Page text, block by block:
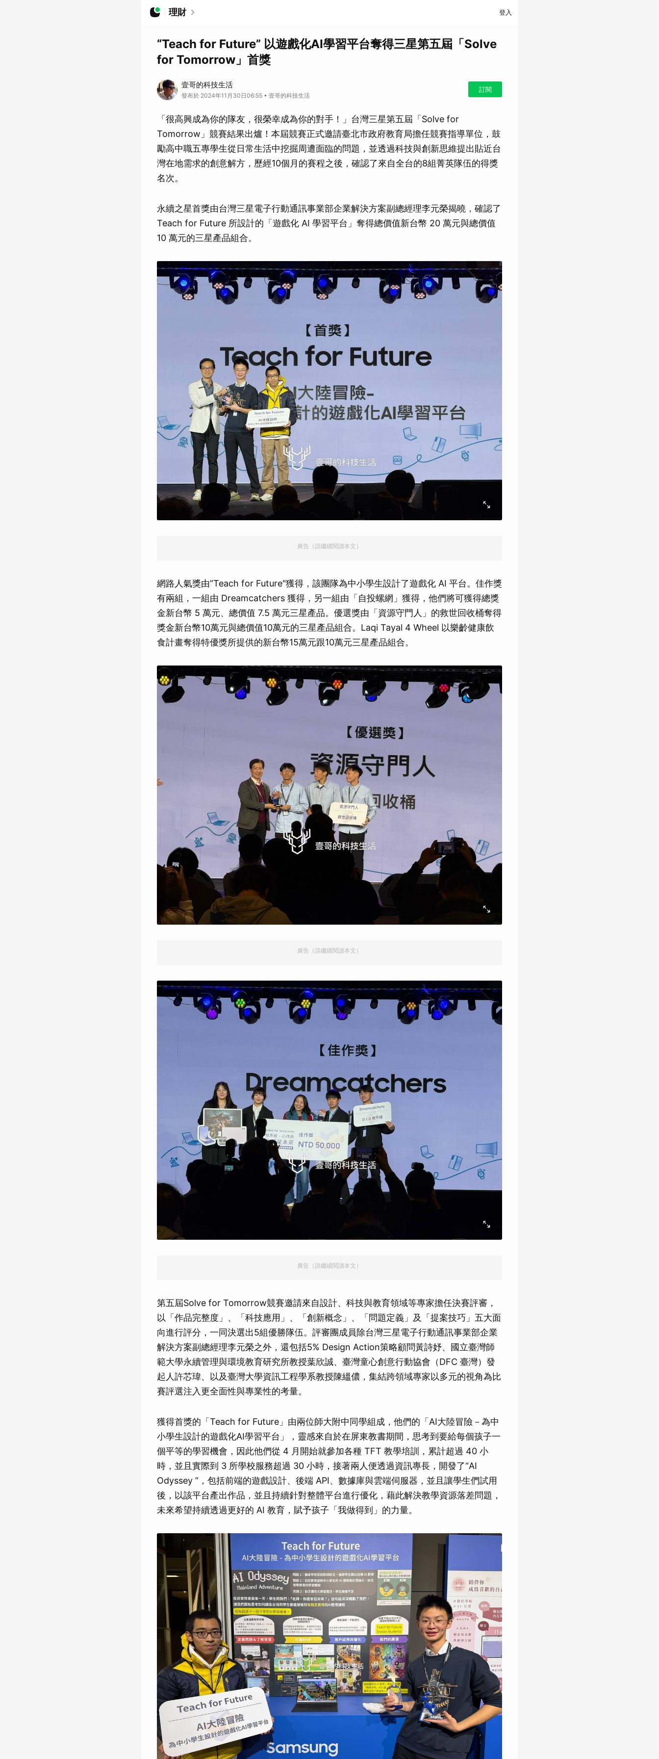
理財 登入
“Teach for Future” 以遊戲化AI學習平台奪得三星第五屆「Solve
for Tomorrow」首獎
壹哥的科技生活
發布於 2024年11月30日06:55 • 壹哥的科技生活
訂閱
「很高興成為你的隊友，很榮幸成為你的對手！」台灣三星第五屆「Solve for
Tomorrow」競賽結果出爐！本屆競賽正式邀請臺北市政府教育局擔任競賽指導單位，鼓
勵高中職五專學生從日常生活中挖掘周遭面臨的問題，並透過科技與創新思維提出貼近台
灣在地需求的創意解方，歷經10個月的賽程之後，確認了來自全台的8組菁英隊伍的得獎
名次。
永續之星首獎由台灣三星電子行動通訊事業部企業解決方案副總經理李元榮揭曉，確認了
Teach for Future 所設計的「遊戲化 AI 學習平台」奪得總價值新台幣 20 萬元與總價值
10 萬元的三星產品組合。
廣告（請繼續閱讀本文）
網路人氣獎由”Teach for Future"獲得，該團隊為中小學生設計了遊戲化 AI 平台。佳作獎
有兩組，一組由 Dreamcatchers 獲得，另一組由「自投螺網」獲得，他們將可獲得總獎
金新台幣 5 萬元、總價值 7.5 萬元三星產品。優選獎由「資源守門人」的救世回收桶奪得
獎金新台幣10萬元與總價值10萬元的三星產品組合。Laqi Tayal 4 Wheel 以樂齡健康飲
食計畫奪得特優獎所提供的新台幣15萬元跟10萬元三星產品組合。
廣告（請繼續閱讀本文）
廣告（請繼續閱讀本文）
第五屆Solve for Tomorrow競賽邀請來自設計、科技與教育領域等專家擔任決賽評審，
以「作品完整度」、「科技應用」、「創新概念」、「問題定義」及「提案技巧」五大面
向進行評分，一同決選出5組優勝隊伍。評審團成員除台灣三星電子行動通訊事業部企業
解決方案副總經理李元榮之外，還包括5% Design Action策略顧問黃詩妤、國立臺灣師
範大學永續管理與環境教育研究所教授葉欣誠、臺灣童心創意行動協會（DFC 臺灣）發
起人許芯瑋、以及臺灣大學資訊工程學系教授陳縕儂，集結跨領域專家以多元的視角為比
賽評選注入更全面性與專業性的考量。
獲得首獎的「Teach for Future」由兩位師大附中同學組成，他們的「AI大陸冒險－為中
小學生設計的遊戲化AI學習平台」，靈感來自於在屏東教書期間，思考到要給每個孩子一
個平等的學習機會，因此他們從 4 月開始就參加各種 TFT 教學培訓，累計超過 40 小
時，並且實際到 3 所學校服務超過 30 小時，接著兩人便透過資訊專長，開發了“AI
Odyssey ”，包括前端的遊戲設計、後端 API、數據庫與雲端伺服器，並且讓學生們試用
後，以該平台產出作品，並且持續針對整體平台進行優化，藉此解決教學資源落差問題，
未來希望持續透過更好的 AI 教育，賦予孩子「我做得到」的力量。
取消